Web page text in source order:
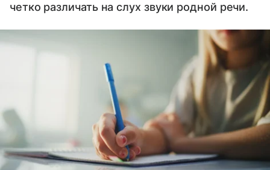
четко различать на слух звуки родной речи.